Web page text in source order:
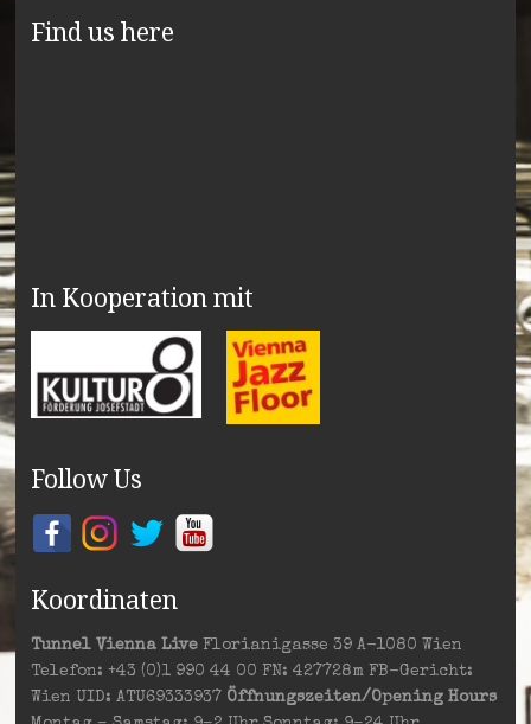
Find us here
In Kooperation mit
Follow Us
Koordinaten
Tunnel Vienna LiveFlorianigasse 39 A-1080 Wien
Telefon: +43 (0)1 990 44 00 FN: 427728m FB-Gericht:
Wien UID: ATU69333937 Öffnungszeiten/Opening Hours